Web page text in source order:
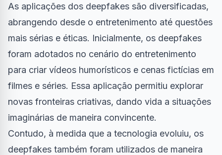
As aplicações dos deepfakes são diversificadas,
abrangendo desde o entretenimento até questões
mais sérias e éticas. Inicialmente, os deepfakes
foram adotados no cenário do entretenimento
para criar vídeos humorísticos e cenas fictícias em
filmes e séries. Essa aplicação permitiu explorar
novas fronteiras criativas, dando vida a situações
imaginárias de maneira convincente.
Contudo, à medida que a tecnologia evoluiu, os
deepfakes também foram utilizados de maneira